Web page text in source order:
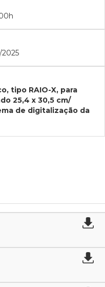
tipo RAIO-X, para
25,4 x 30,5 cm/
de digitalização da